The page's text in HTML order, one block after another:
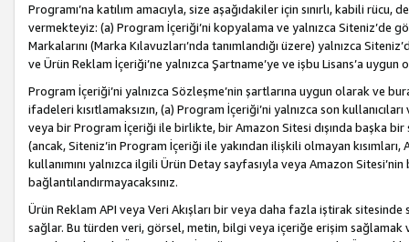
Programı’na katılım amacıyla, size aşağıdakiler için sınırlı, kabili
vermekteyiz: (a) Program İçeriği’ni kopyalama ve yalnızca Siteniz’de
Markalarını (Marka Kılavuzları’nda tanımlandığı üzere) yalnızca
ve Ürün Reklam İçeriği’ne yalnızca Şartname’ye ve işbu Lisans’a
Program İçeriği’ni yalnızca Sözleşme’nin şartlarına uygun olarak ve
ifadeleri kısıtlamaksızın, (a) Program İçeriği’ni yalnızca son
veya bir Program İçeriği ile birlikte, bir Amazon Sitesi dışında başka
(ancak, Siteniz’in Program İçeriği ile yakından ilişkili olmayan
kullanımını yalnızca ilgili Ürün Detay sayfasıyla veya Amazon
bağlantılandırmayacaksınız.
Ürün Reklam API veya Veri Akışları bir veya daha fazla iştirak
sağlar. Bu türden veri, görsel, metin, bilgi veya içeriğe erişim sağlamak